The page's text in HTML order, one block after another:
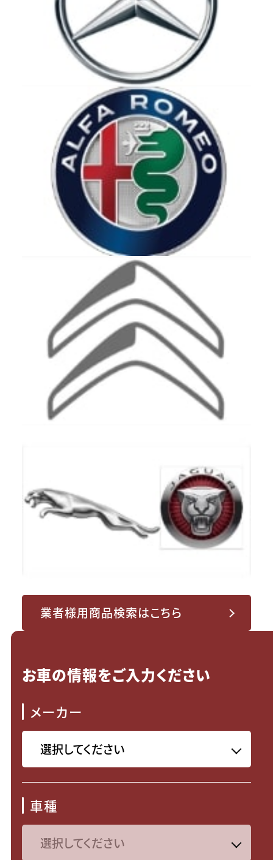
業者様用商品検索はこちら
お車の情報をご入力ください
メーカー
車種